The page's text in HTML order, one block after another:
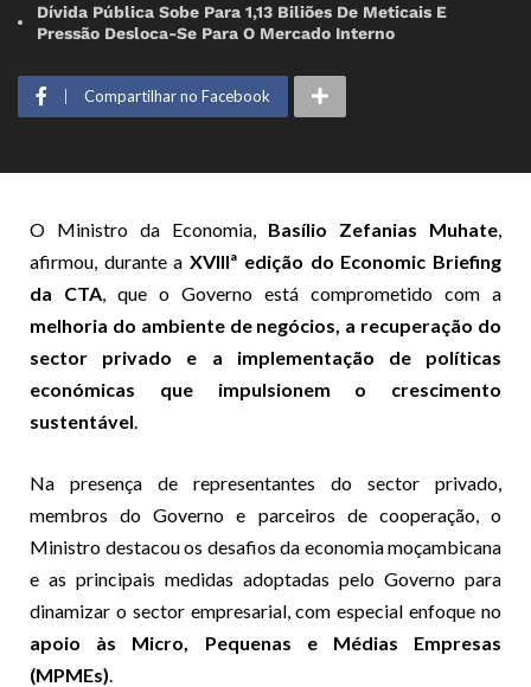
Dívida Pública Sobe Para 1,13 Biliões De Meticais E
Pressão Desloca-Se Para O Mercado Interno
Compartilhar no Facebook
O Ministro da Economia, Basílio Zefanias Muhate,
afirmou, durante aXVIIIª edição do Economic Briefing
da CTA, que o Governo está comprometido com a
melhoria do ambiente de negócios, a recuperação do
sector privado e a implementação de políticas
económicas que impulsionem o crescimento
sustentável.
Na presença de representantes do sector privado,
membros do Governo e parceiros de cooperação, o
Ministro destacou os desafios da economia moçambicana
e as principais medidas adoptadas pelo Governo para
dinamizar o sector empresarial, com especial enfoque no
apoio às Micro, Pequenas e Médias Empresas
(MPMEs).